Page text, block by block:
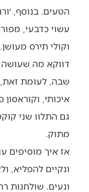
הטעים. בנוסף,
עשוי כדבעי,
וקולי תירס
דווקא מה שעושה
שבה, לעומת זאת,
איכותי,
גם התלוו שני
מתוק.
אז איך מוסיפים
ונקיים להפליא,
ונעים. שולחנות